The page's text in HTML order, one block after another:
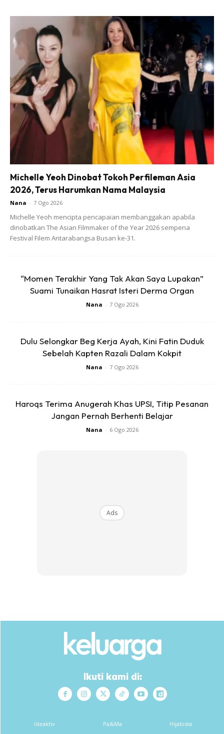
JAGA AMANAH
Kala kesedihan yang tiada yang masih berbekas, dia
mengakui sudah dua hari tidak boleh melelapkan mata
memikirkan masa depan cucu-cucunya.
“Alhamdulillah makcik sihat, pakcik kurang sihat ada kencing
manis dan darah tinggi. Pakcik kerja pendapatan tidak
menentu.
Ads
“Walau apa pun keadaan, makcik dan pakcik akan jaga
amanah ini dengan baik. Terima kasih kepada semua pihak
katanya.
Sementara itu, Pengurus Pasaraya Econsave Mas Imran
Orang ramai yang mahu menyumbang boleh
menyalurkannya ke akaun Maybank 151294823866 atas
Michelle Yeoh Dinobat Tokoh Perfileman Asia
2026, Terus Harumkan Nama Malaysia
Nana - 7 Ogo 2026
Michelle Yeoh mencipta pencapaian membanggakan apabila
dinobatkan The Asian Filmmaker of the Year 2026 sempena
Festival Filem Antarabangsa Busan ke-31.
“Momen Terakhir Yang Tak Akan Saya Lupakan”
Suami Tunaikan Hasrat Isteri Derma Organ
Nana - 7 Ogo 2026
Dulu Selongkar Beg Kerja Ayah, Kini Fatin Duduk
Sebelah Kapten Razali Dalam Kokpit
Nana - 7 Ogo 2026
Haroqs Terima Anugerah Khas UPSI, Titip Pesanan
Jangan Pernah Berhenti Belajar
Nana - 6 Ogo 2026
Ads
Ikuti kami di:
Ideaktiv Pa&Ma Hijabista